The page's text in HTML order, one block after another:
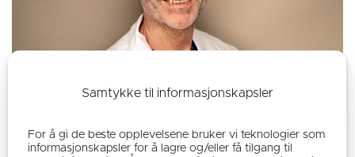
Samtykke til informasjonskapsler
For å gi de beste opplevelsene bruker vi teknologier som
informasjonskapsler for å lagre og/eller få tilgang til